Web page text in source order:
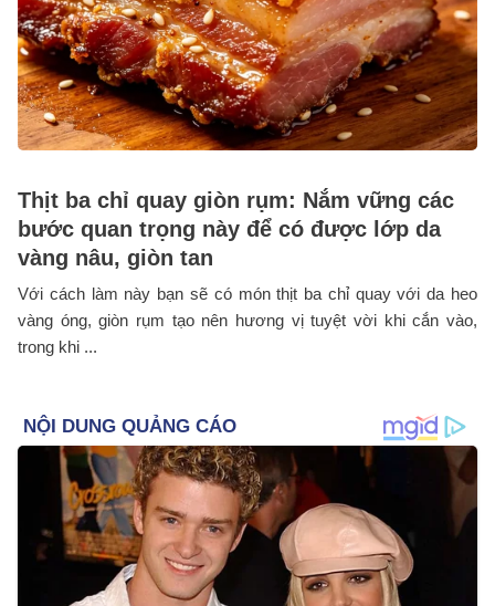
Thịt ba chỉ quay giòn rụm: Nắm vững các
bước quan trọng này để có được lớp da
vàng nâu, giòn tan
Với cách làm này bạn sẽ có món thịt ba chỉ quay với da heo
vàng óng, giòn rụm tạo nên hương vị tuyệt vời khi cắn vào,
trong khi ...